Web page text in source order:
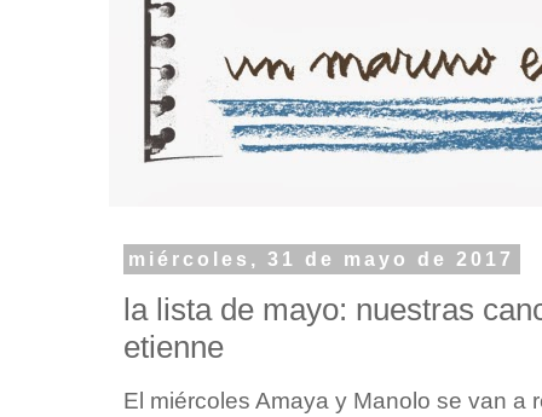
miércoles, 31 de mayo de 2017
la lista de mayo: nuestras
etienne
El miércoles Amaya y Manolo se van a